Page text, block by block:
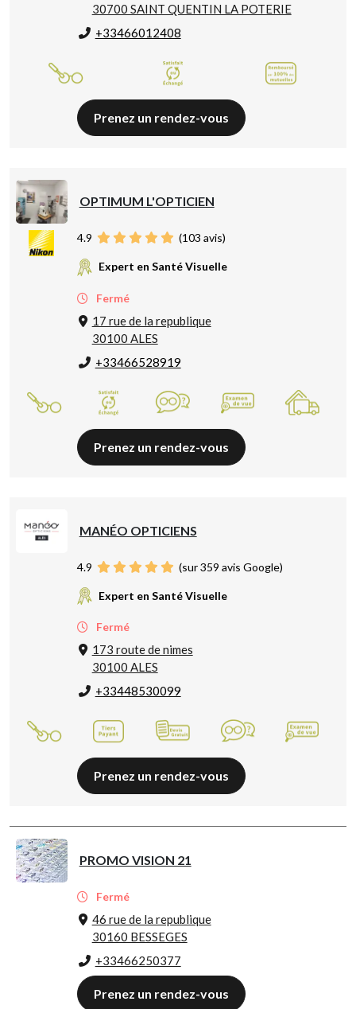
30700 SAINT QUENTIN LA POTERIE
+33466012408
Prenez un rendez-vous
OPTIMUM L'OPTICIEN
4.9 (103 avis)
Expert en Santé Visuelle
Fermé
17 rue de la republique
30100 ALES
+33466528919
Prenez un rendez-vous
MANÉO OPTICIENS
4.9 (sur 359 avis Google)
Expert en Santé Visuelle
Fermé
173 route de nimes
30100 ALES
+33448530099
Prenez un rendez-vous
PROMO VISION 21
Fermé
46 rue de la republique
30160 BESSEGES
+33466250377
Prenez un rendez-vous